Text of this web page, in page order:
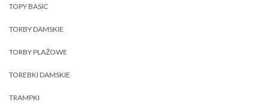
TOPY BASIC
TORBY DAMSKIE
TORBY PLAŻOWE
TOREBKI DAMSKIE
TRAMPKI